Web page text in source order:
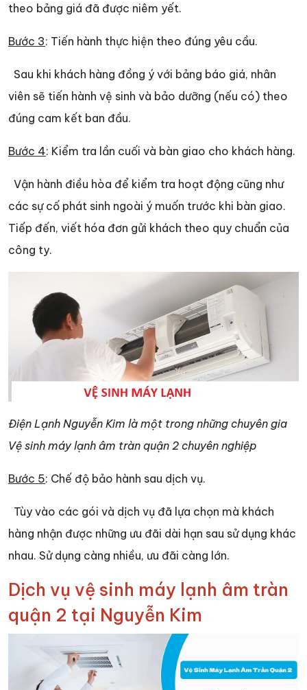
theo bảng giá đã được niêm yết.
Bước 3: Tiến hành thực hiện theo đúng yêu cầu.
Sau khi khách hàng đồng ý với bảng báo giá, nhân
viên sẽ tiến hành vệ sinh và bảo dưỡng (nếu có) theo
đúng cam kết ban đầu.
Bước 4: Kiểm tra lần cuối và bàn giao cho khách hàng.
Vận hành điều hòa để kiểm tra hoạt động cũng như
các sự cố phát sinh ngoài ý muốn trước khi bàn giao.
Tiếp đến, viết hóa đơn gửi khách theo quy chuẩn của
công ty.
Điện Lạnh Nguyễn Kim là một trong những chuyên gia
Vệ sinh máy lạnh âm tràn quận 2 chuyên nghiệp
Bước 5: Chế độ bảo hành sau dịch vụ.
Tùy vào các gói và dịch vụ đã lựa chọn mà khách
hàng nhận được những ưu đãi dài hạn sau sử dụng khác
nhau. Sử dụng càng nhiều, ưu đãi càng lớn.
Dịch vụ vệ sinh máy lạnh âm tràn
quận 2 tại Nguyễn Kim